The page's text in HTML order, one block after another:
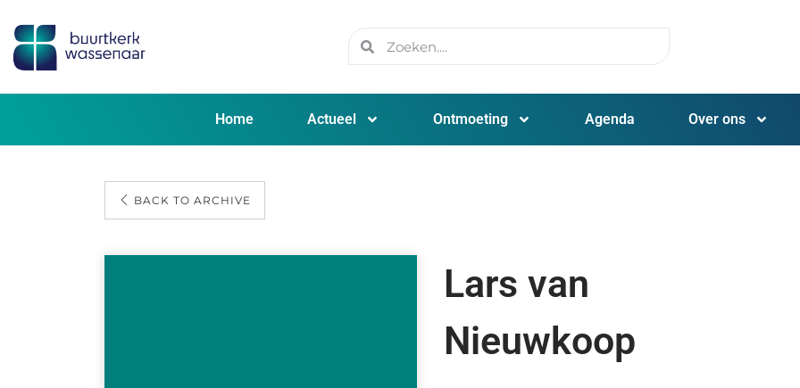
Home Actueel Ontmoeting Agenda Over ons
BACK TO ARCHIVE
Lars van
Nieuwkoop